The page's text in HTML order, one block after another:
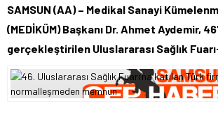
47,7111
SAMSUN (AA) – Medikal Sanayi
(MEDİKÜM) Başkanı Dr. Ahmet Aydemir,
gerçekleştirilen Uluslararası Sağlık